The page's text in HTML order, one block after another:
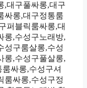
,대구풀싸롱,대구
싸롱,대구정통룸
퍼블릭룸싸롱,대
롱,수성구노래방,
성구룸살롱,수성
롱,수성구풀살롱,
싸롱,수성구셔
룸싸롱,수성구정